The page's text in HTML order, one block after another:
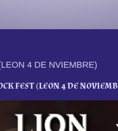
4 DE NVIEMBRE)
FEST (LEON 4 DE